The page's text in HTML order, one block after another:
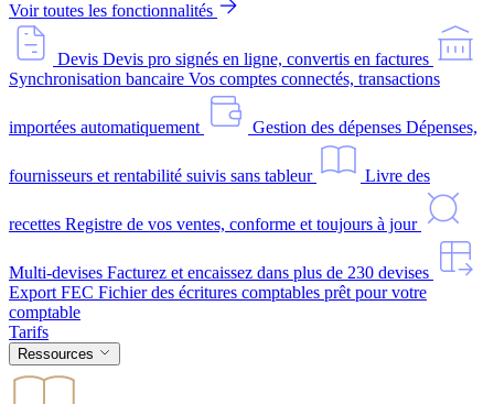
Voir toutes les fonctionnalités
Devis Devis pro signés en ligne, convertis en factures
Synchronisation bancaire Vos comptes connectés, transactions
importées automatiquement Gestion des dépenses Dépenses,
fournisseurs et rentabilité suivis sans tableur Livre des
recettes Registre de vos ventes, conforme et toujours à jour
Multi-devises Facturez et encaissez dans plus de 230 devises
Export FEC Fichier des écritures comptables prêt pour votre
comptable
Tarifs
Ressources